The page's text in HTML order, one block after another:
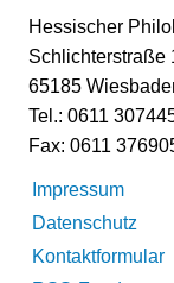
Hessischer
Schlichterstraße
65185
Tel.: 0611
Fax: 0611
Impressum
Datenschutz
Kontaktformular